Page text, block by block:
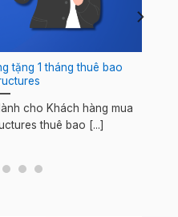
tặng 1 tháng thuê bao
cho Khách hàng mua
thuê bao [...]